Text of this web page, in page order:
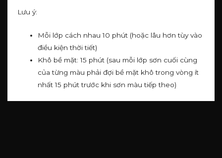
Lưu ý:
Mỗi lớp cách nhau 10 phút (hoặc lâu hơn tùy vào
điều kiện thời tiết)
Khô bề mặt: 15 phút (sau mỗi lớp sơn cuối cùng
của từng màu phải đợi bề mặt khô trong vòng ít
nhất 15 phút trước khi sơn màu tiếp theo)